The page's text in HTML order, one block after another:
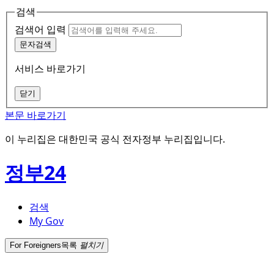
검색
검색어 입력
문자검색
서비스 바로가기
닫기
본문 바로가기
이 누리집은 대한민국 공식 전자정부 누리집입니다.
정부24
검색
My Gov
For Foreigners목록 펼치기